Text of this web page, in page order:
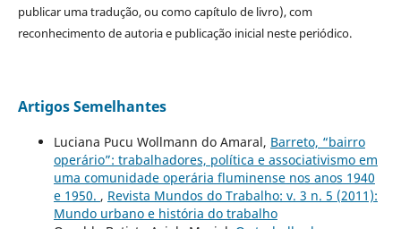
publicar uma tradução, ou como capítulo de livro), com
reconhecimento de autoria e publicação inicial neste periódico.
Artigos Semelhantes
Luciana Pucu Wollmann do Amaral, Barreto, “bairro
operário”: trabalhadores, política e associativismo em
uma comunidade operária fluminense nos anos 1940
e 1950. , Revista Mundos do Trabalho: v. 3 n. 5 (2011):
Mundo urbano e história do trabalho